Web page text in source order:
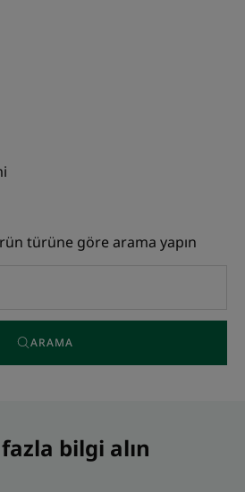
türüne göre arama yapın
ARAMA
bilgi alın